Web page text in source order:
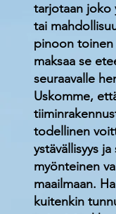
tarjotaan joko
tai
pinoon toinen
maksaa se
seuraavalle
Uskomme,
todellinen
ystävällisyys ja
myönteinen
maailmaan.
kuitenkin